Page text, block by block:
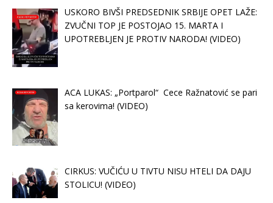
USKORO BIVŠI PREDSEDNIK SRBIJE OPET LAŽE:
ZVUČNI TOP JE POSTOJAO 15. MARTA I
UPOTREBLJEN JE PROTIV NARODA! (VIDEO)
ACA LUKAS: „Portparol“ Cece Ražnatović se pari
sa kerovima! (VIDEO)
CIRKUS: VUČIĆU U TIVTU NISU HTELI DA DAJU
STOLICU! (VIDEO)